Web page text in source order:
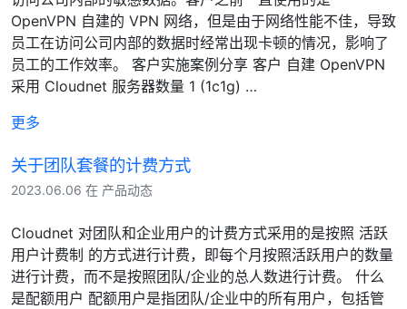
OpenVPN 自建的 VPN 网络，但是由于网络性能不佳，导致
员工在访问公司内部的数据时经常出现卡顿的情况，影响了
员工的工作效率。 客户实施案例分享 客户 自建 OpenVPN
采用 Cloudnet 服务器数量 1 (1c1g) …
更多
关于团队套餐的计费方式
2023.06.06 在 产品动态
Cloudnet 对团队和企业用户的计费方式采用的是按照 活跃
用户计费制 的方式进行计费，即每个月按照活跃用户的数量
进行计费，而不是按照团队/企业的总人数进行计费。 什么
是配额用户 配额用户是指团队/企业中的所有用户，包括管